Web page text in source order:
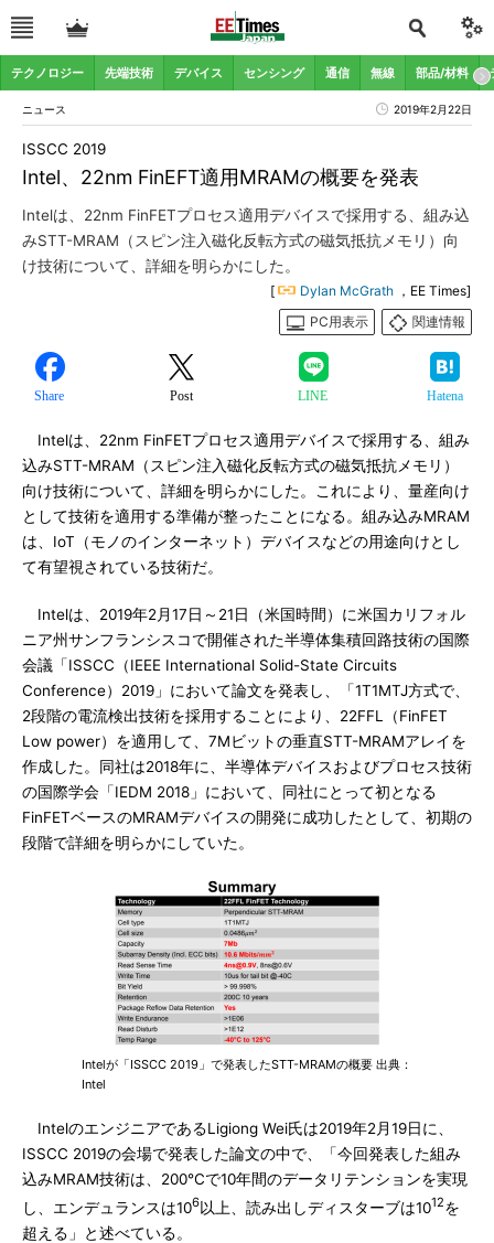
テクノロジー 先端技術 デバイス センシング 通信 無線 部品/材料
ニュース 2019年2月22日
Intel、22nm FinEFT適用MRAMの概要を発表
ISSCC 2019
Intelは、22nm FinFETプロセス適用デバイスで採用する、組み込
みSTT-MRAM（スピン注入磁化反転方式の磁気抵抗メモリ）向
け技術について、詳細を明らかにした。
[ Dylan McGrath ，EE Times]
PC用表示
関連情報
Share Post LINE Hatena
Intelは、22nm FinFETプロセス適用デバイスで採用する、組み
込みSTT-MRAM（スピン注入磁化反転方式の磁気抵抗メモリ）
向け技術について、詳細を明らかにした。これにより、量産向け
として技術を適用する準備が整ったことになる。組み込みMRAM
は、IoT（モノのインターネット）デバイスなどの用途向けとし
て有望視されている技術だ。
Intelは、2019年2月17日～21日（米国時間）に米国カリフォル
ニア州サンフランシスコで開催された半導体集積回路技術の国際
会議「ISSCC（IEEE International Solid-State Circuits
Conference）2019」において論文を発表し、「1T1MTJ方式で、
2段階の電流検出技術を採用することにより、22FFL（FinFET
Low power）を適用して、7Mビットの垂直STT-MRAMアレイを
作成した。同社は2018年に、半導体デバイスおよびプロセス技術
の国際学会「IEDM 2018」において、同社にとって初となる
FinFETベースのMRAMデバイスの開発に成功したとして、初期の
段階で詳細を明らかにしていた。
Intelが「ISSCC 2019」で発表したSTT-MRAMの概要 出典：
Intel
IntelのエンジニアであるLigiong Wei氏は2019年2月19日に、
ISSCC 2019の会場で発表した論文の中で、「今回発表した組み
込みMRAM技術は、200°Cで10年間のデータリテンションを実現
し、エンデュランスは106以上、読み出しディスターブは1012を
超える」と述べている。